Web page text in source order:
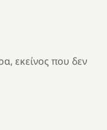
εκείνος που δεν